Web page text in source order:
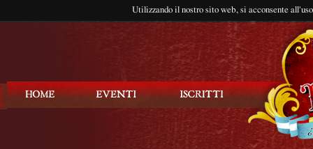
Utilizzando il nostro sito web, si acconsente